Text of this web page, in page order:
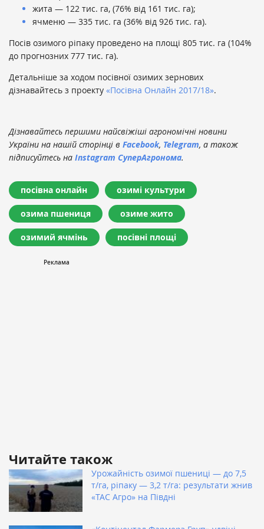
жита — 122 тис. га, (76% від 161 тис. га);
ячменю — 335 тис. га (36% від 926 тис. га).
Посів озимого ріпаку проведено на площі 805 тис. га (104%
до прогнозних 777 тис. га).
Детальніше за ходом посівної озимих зернових
дізнавайтесь з проекту «Посівна Онлайн 2017/18».
Дізнавайтесь першими найсвіжіші агрономічні новини
України на нашій сторінці в Facebook, Telegram, а також
підписуйтесь на Instagram СуперАгронома.
посівна онлайн озимі культури
озима пшениця озиме жито
озимий ячмінь посівні площі
Читайте також
Урожайність озимої пшениці — до 7,5
т/га, ріпаку — 3,2 т/га: результати жнив
«ТАС Агро» на Півдні